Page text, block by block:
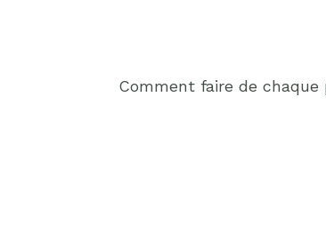
Comment faire de